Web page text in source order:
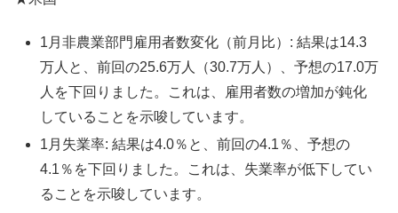
1月非農業部門雇用者数変化（前月比）: 結果は14.3
万人と、前回の25.6万人（30.7万人）、予想の17.0万
人を下回りました。これは、雇用者数の増加が鈍化
していることを示唆しています。
1月失業率: 結果は4.0％と、前回の4.1％、予想の
4.1％を下回りました。これは、失業率が低下してい
ることを示唆しています。